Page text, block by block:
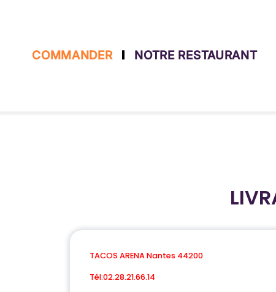
Contact
Mentions Légales
COMMANDER NOTRE RESTAURANT
TACOS ARENA Nantes 44200
Tél:02.28.21.66.14